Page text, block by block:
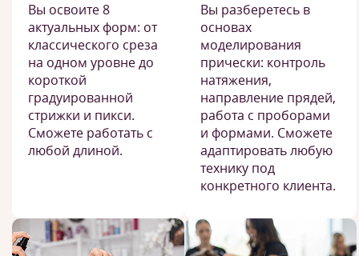
Вы освоите 8
актуальных форм: от
классического среза
на одном уровне до
короткой
градуированной
стрижки и пикси.
Сможете работать с
любой длиной.
Вы разберетесь в
основах
моделирования
прически: контроль
натяжения,
направление прядей,
работа с проборами
и формами. Сможете
адаптировать любую
технику под
конкретного клиента.